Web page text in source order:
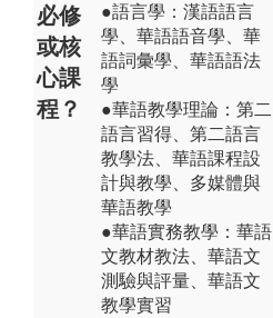
必修
或核
心課
程？
●語言學：漢語語言
學、華語語音學、華
語詞彙學、華語語法
學
●華語教學理論：第二
語言習得、第二語言
教學法、華語課程設
計與教學、多媒體與
華語教學
●華語實務教學：華語
文教材教法、華語文
測驗與評量、華語文
教學實習